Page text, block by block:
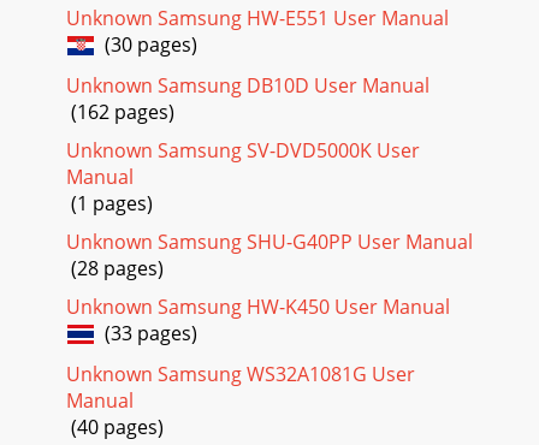
라이빗 모드의 스위치를 눌러 기능을 켜세요.•프라이빗 모드
실행 방식: 프라이빗 모드 실
Page 18 - 터치 화면 조작 방법
환경 설정114•자동 띄어쓰기: 입력한 단어 사이에 자동으로 간
격이 삽입되도록 설정/해제합니다.•마침표 자동 입력: 스페이
스 키를 두 번 누르면 자동으로 마침표가 입력되도록 설정/해제
합니다.•슬라이드 동작 사용−설정 안 함: 키보드 드래그 기능
을 사용하지 않습니
Page 19
환경 설정115날짜 및 시간시간과 날짜를 표시하는 방법을 설정
할 수 있습니다.설정 화면에서 날짜 및 시간을 선택하세요.배터
리가 완전히 방전될 경우 날짜 및 시간이 재설정될 수 있습니
적용되도록 설정/해제합
Page 20 - 오므리고 펼치기
Unknown Samsung HW-E551 User Manual
(30 pages)
Unknown Samsung DB10D User Manual
(162 pages)
Unknown Samsung SV-DVD5000K User
Manual
(1 pages)
Unknown Samsung SHU-G40PP User Manual
(28 pages)
Unknown Samsung HW-K450 User Manual
(33 pages)
Unknown Samsung WS32A1081G User
Manual
(40 pages)